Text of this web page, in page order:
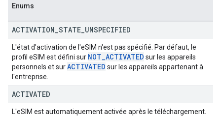
Enums
ACTIVATION STATE UNSPECIFIED
L'état d'activation de l'eSIM n'est pas spécifié. Par défaut, le
profil eSIM est défini sur NOT_ACTIVATED sur les appareils
personnels et surACTIVATED sur les appareils appartenant à
l'entreprise.
ACTIVATED
L'eSIM est automatiquement activée après le téléchargement.